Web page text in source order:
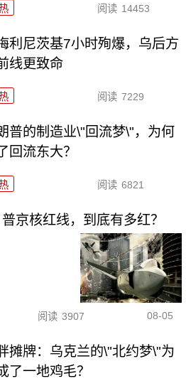
阅读 14453
利尼茨基7小时殉爆，乌后方
线更致命
阅读 7229
普的制造业\"回流梦\"，为何
回流东大？
阅读 6821
京核红线，到底有多红？
阅读 3907 08-05
摊牌：乌克兰的\"北约梦\"为
了一地鸡毛？